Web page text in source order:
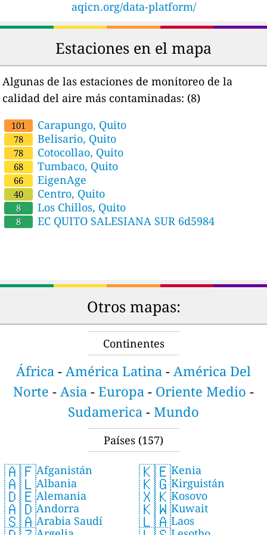
aqicn.org/data-platform/
Estaciones en el mapa
Algunas de las estaciones de monitoreo de la
calidad del aire más contaminadas: (8)
101 Carapungo, Quito
78 Belisario, Quito
78 Cotocollao, Quito
68 Tumbaco, Quito
66 EigenAge
40 Centro, Quito
8 Los Chillos, Quito
8 EC QUITO SALESIANA SUR 6d5984
Otros mapas:
Continentes
África - América Latina - América Del
Norte - Asia - Europa - Oriente Medio -
Sudamerica - Mundo
Países (157)
🇦🇫Afganistán
🇦🇱Albania
🇩🇪Alemania
🇦🇩Andorra
🇸🇦Arabia Saudí
🇰🇪Kenia
🇰🇬Kirguistán
🇽🇰Kosovo
🇰🇼Kuwait
🇱🇦Laos